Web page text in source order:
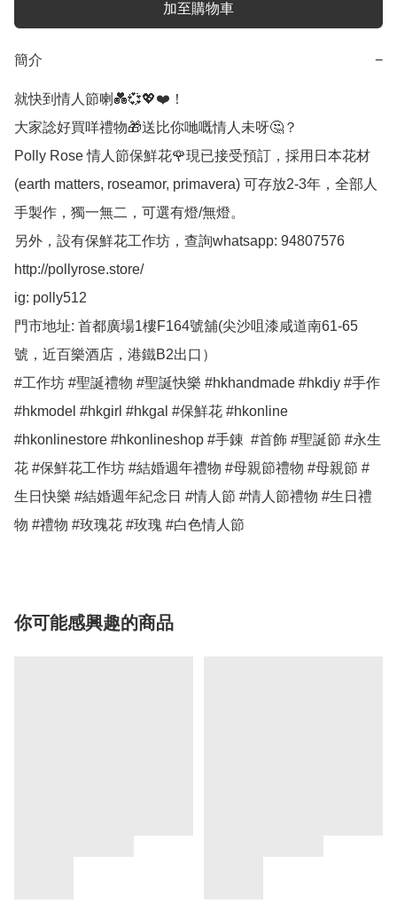
加至購物車
簡介 −
就快到情人節喇💑💞💖❤️！
大家諗好買咩禮物🎁送比你哋嘅情人未呀🤔？
Polly Rose 情人節保鮮花🌹現已接受預訂，採用日本花材
(earth matters, roseamor, primavera) 可存放2-3年，全部人
手製作，獨一無二，可選有燈/無燈。
另外，設有保鮮花工作坊，查詢whatsapp: 94807576
http://pollyrose.store/
ig: polly512
門市地址: 首都廣場1樓F164號舖(尖沙咀漆咸道南61-65
號，近百樂酒店，港鐵B2出口）
#工作坊 #聖誕禮物 #聖誕快樂 #hkhandmade #hkdiy #手作
#hkmodel #hkgirl #hkgal #保鮮花 #hkonline
#hkonlinestore #hkonlineshop #手錬  #首飾 #聖誕節 #永生
花 #保鮮花工作坊 #結婚週年禮物 #母親節禮物 #母親節 #
生日快樂 #結婚週年紀念日 #情人節 #情人節禮物 #生日禮
物 #禮物 #玫瑰花 #玫瑰 #白色情人節
你可能感興趣的商品